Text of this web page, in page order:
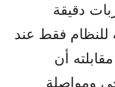
دقيقة
للنظام فقط عند
أن
ومواصلة